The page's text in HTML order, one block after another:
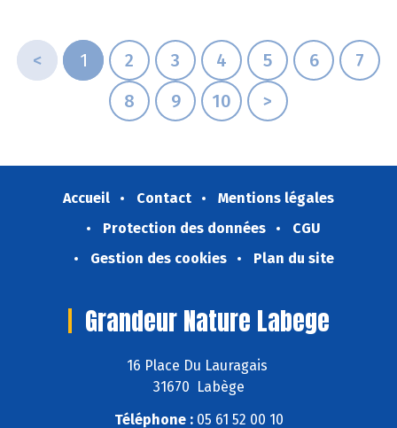
< 1 2 3 4 5 6
7
8
9 10 >
Accueil Contact
Mentions légales
Protection des données
CGU
Gestion des cookies
Plan du site
Grandeur Nature Labege
16 Place Du Lauragais
31670 Labège
Téléphone :05 61 52 00 10